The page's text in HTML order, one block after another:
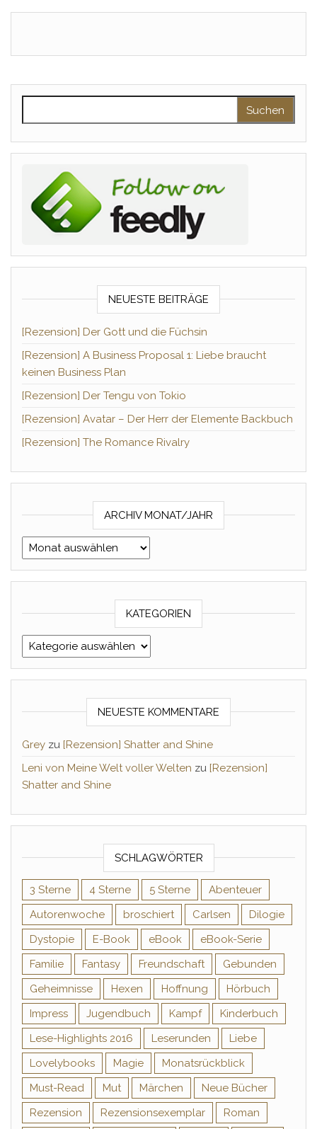
NEUESTE BEITRÄGE
[Rezension] Der Gott und die Füchsin
[Rezension] A Business Proposal 1: Liebe braucht
keinen Business Plan
[Rezension] Der Tengu von Tokio
[Rezension] Avatar – Der Herr der Elemente Backbuch
[Rezension] The Romance Rivalry
ARCHIV MONAT/JAHR
Archiv Monat/Jahr
KATEGORIEN
Kategorien
NEUESTE KOMMENTARE
Grey zu [Rezension] Shatter and Shine
Leni von Meine Welt voller Welten zu [Rezension]
Shatter and Shine
SCHLAGWÖRTER
3 Sterne 4 Sterne 5 Sterne
Abenteuer
Autorenwoche
broschiert Carlsen
Dilogie
Dystopie
E-Book eBook
eBook-Serie
Familie
Fantasy Freundschaft
Gebunden
Geheimnisse
Hexen Hoffnung
Hörbuch
Impress
Jugendbuch Kampf
Kinderbuch
Lese-Highlights 2016
Leserunden
Liebe
Lovelybooks
Magie
Monatsrückblick
Must-Read
Mut Märchen
Neue Bücher
Rezension
Rezensionsexemplar
Roman